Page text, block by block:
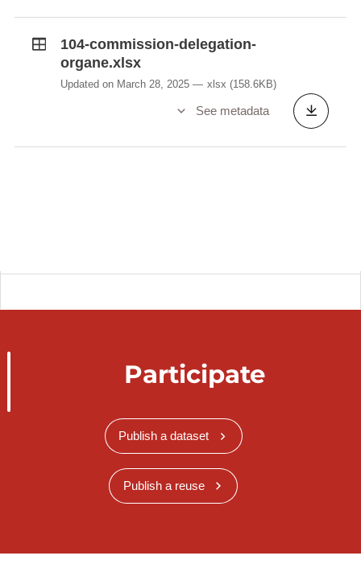
104-commission-delegation-
organe.xlsx
Updated on March 28, 2025 xlsx (158.6KB)
See metadata
Participate
Publish a dataset
Publish a reuse